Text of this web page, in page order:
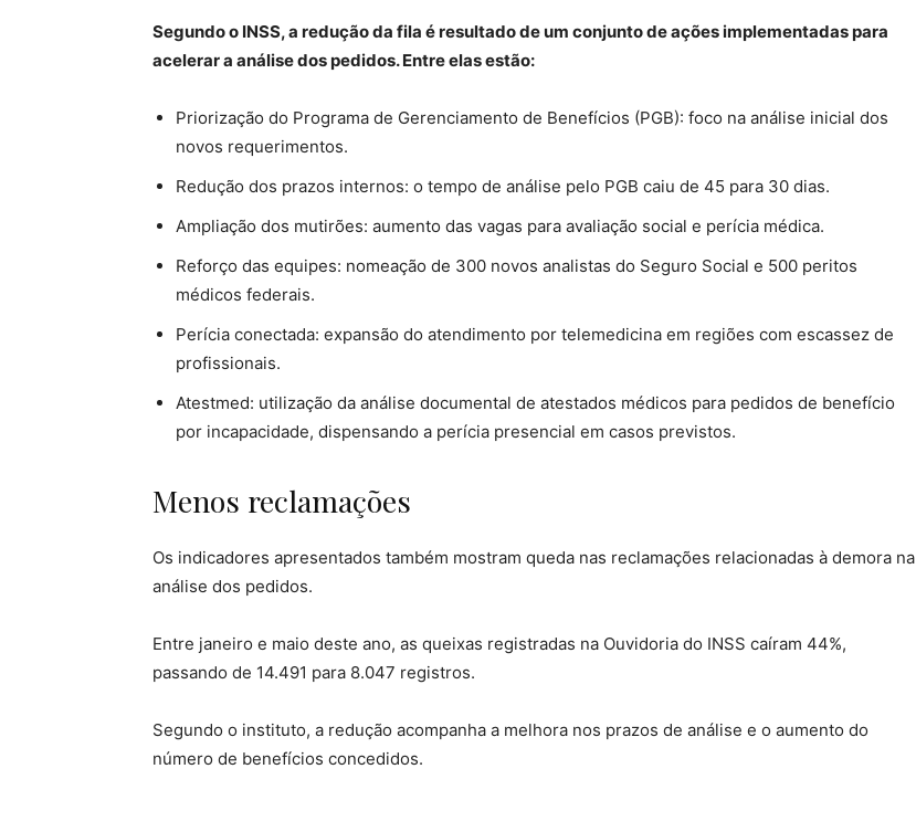
Segundo o INSS, a redução da fila é resultado de um conjunto de ações implementadas para
acelerar a análise dos pedidos. Entre elas estão:
Priorização do Programa de Gerenciamento de Benefícios (PGB): foco na análise inicial dos
novos requerimentos.
Redução dos prazos internos: o tempo de análise pelo PGB caiu de 45 para 30 dias.
Ampliação dos mutirões: aumento das vagas para avaliação social e perícia médica.
Reforço das equipes: nomeação de 300 novos analistas do Seguro Social e 500 peritos
médicos federais.
Perícia conectada: expansão do atendimento por telemedicina em regiões com escassez de
profissionais.
Atestmed: utilização da análise documental de atestados médicos para pedidos de benefício
por incapacidade, dispensando a perícia presencial em casos previstos.
Menos reclamações
Os indicadores apresentados também mostram queda nas reclamações relacionadas à demora na
análise dos pedidos.
Entre janeiro e maio deste ano, as queixas registradas na Ouvidoria do INSS caíram 44%,
passando de 14.491 para 8.047 registros.
Segundo o instituto, a redução acompanha a melhora nos prazos de análise e o aumento do
número de benefícios concedidos.